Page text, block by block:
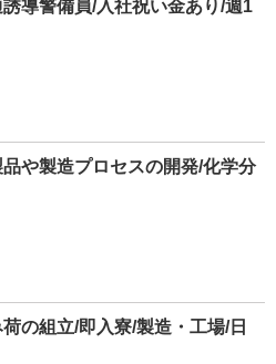
導警備員/入社祝い金あり/週1
や製造プロセスの開発/化学分
の組立/即入寮/製造・工場/日